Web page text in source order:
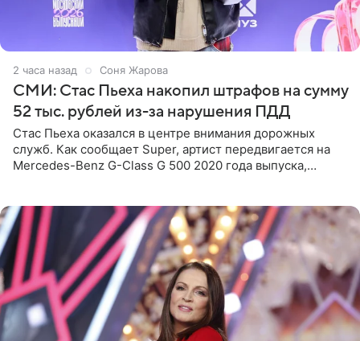
2 часа назад Соня Жарова
СМИ: Стас Пьеха накопил штрафов на сумму
52 тыс. рублей из-за нарушения ПДД
Стас Пьеха оказался в центре внимания дорожных
служб. Как сообщает Super, артист передвигается на
Mercedes-Benz G-Class G 500 2020 года выпуска,